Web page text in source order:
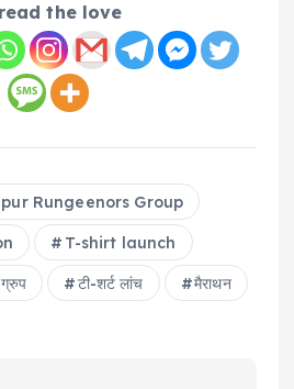
the love
Rungeenors Group
T-shirt launch
टी-शर्ट लांच मैराथन